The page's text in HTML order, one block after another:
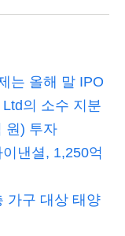
는 올해 말 IPO
의 소수 지분
원) 투자
낸셜, 1,250억
가구 대상 태양